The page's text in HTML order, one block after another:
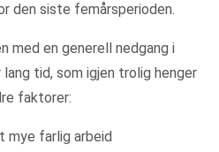
den siste femårsperioden.
med en generell nedgang i
tid, som igjen trolig henger
faktorer:
mye farlig arbeid